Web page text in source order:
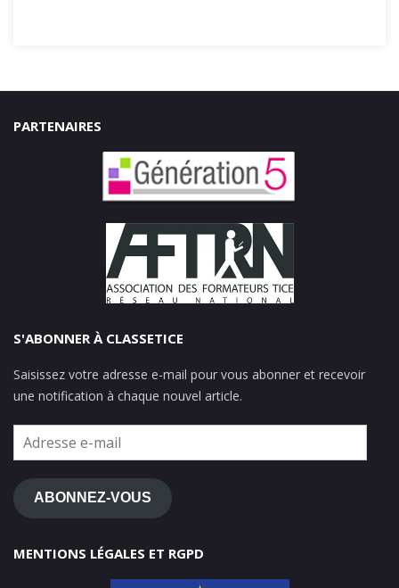
PARTENAIRES
S'ABONNER À CLASSETICE
Saisissez votre adresse e-mail pour vous abonner et recevoir
une notification à chaque nouvel article.
Adresse
mail
ABONNEZ-VOUS
MENTIONS LÉGALES ET RGPD